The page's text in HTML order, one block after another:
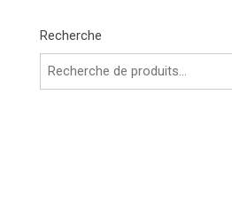
Recherche